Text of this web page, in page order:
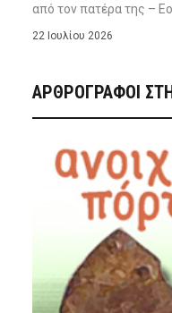
από τον πατέρα της –
22 Ιουλίου 2026
ΑΡΘΡΟΓΡΑΦΟΙ